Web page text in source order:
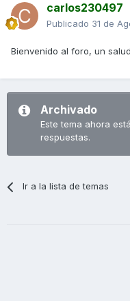
carlos230497
Publicado 31 de
Bienvenido al foro, un
Archivado
Este tema ahora
respuestas.
Ir a la lista de temas